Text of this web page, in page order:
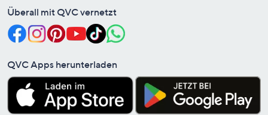
Überall mit QVC vernetzt
QVC Apps herunterladen